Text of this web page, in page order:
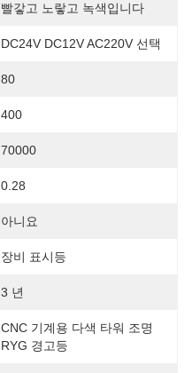
빨갛고 노랗고 녹색입니다
DC24V DC12V AC220V 선택
80
400
70000
0.28
아니요
장비 표시등
3 년
CNC 기계용 다색 타워 조명
RYG 경고등